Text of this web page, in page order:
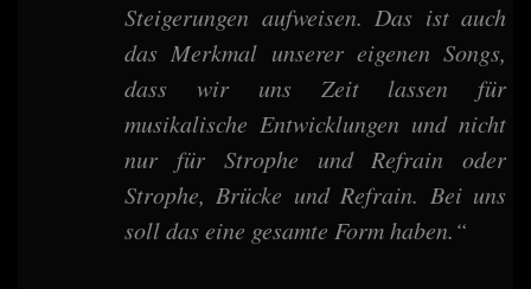
Steigerungen aufweisen. Das ist auch
das Merkmal unserer eigenen Songs,
dass wir uns Zeit lassen für
musikalische Entwicklungen und nicht
nur für Strophe und Refrain oder
Strophe, Brücke und Refrain. Bei uns
soll das eine gesamte Form haben.“